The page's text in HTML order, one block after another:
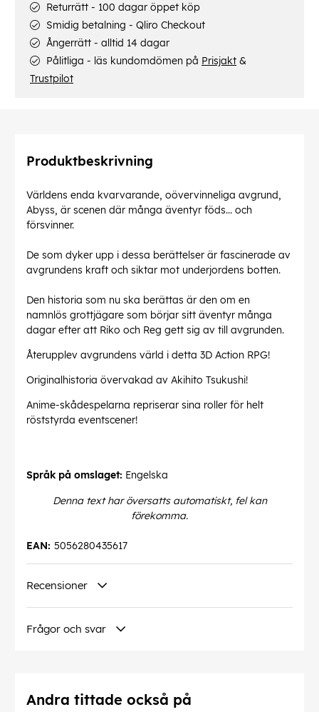
Returrätt - 100 dagar öppet köp
Smidig betalning - Qliro Checkout
Ångerrätt - alltid 14 dagar
Pålitliga - läs kundomdömen på Prisjakt &
Trustpilot
Produktbeskrivning
Världens enda kvarvarande, oövervinneliga avgrund,
Abyss, är scenen där många äventyr föds... och
försvinner.
De som dyker upp i dessa berättelser är fascinerade av
avgrundens kraft och siktar mot underjordens botten.
Den historia som nu ska berättas är den om en
namnlös grottjägare som börjar sitt äventyr många
dagar efter att Riko och Reg gett sig av till avgrunden.
Återupplev avgrundens värld i detta 3D Action RPG!
Originalhistoria övervakad av Akihito Tsukushi!
Anime-skådespelarna repriserar sina roller för helt
röststyrda eventscener!
Språk på omslaget: Engelska
Denna text har översatts automatiskt, fel kan
förekomma.
5056280435617
EAN:
Recensioner
Frågor och svar
Andra tittade också på